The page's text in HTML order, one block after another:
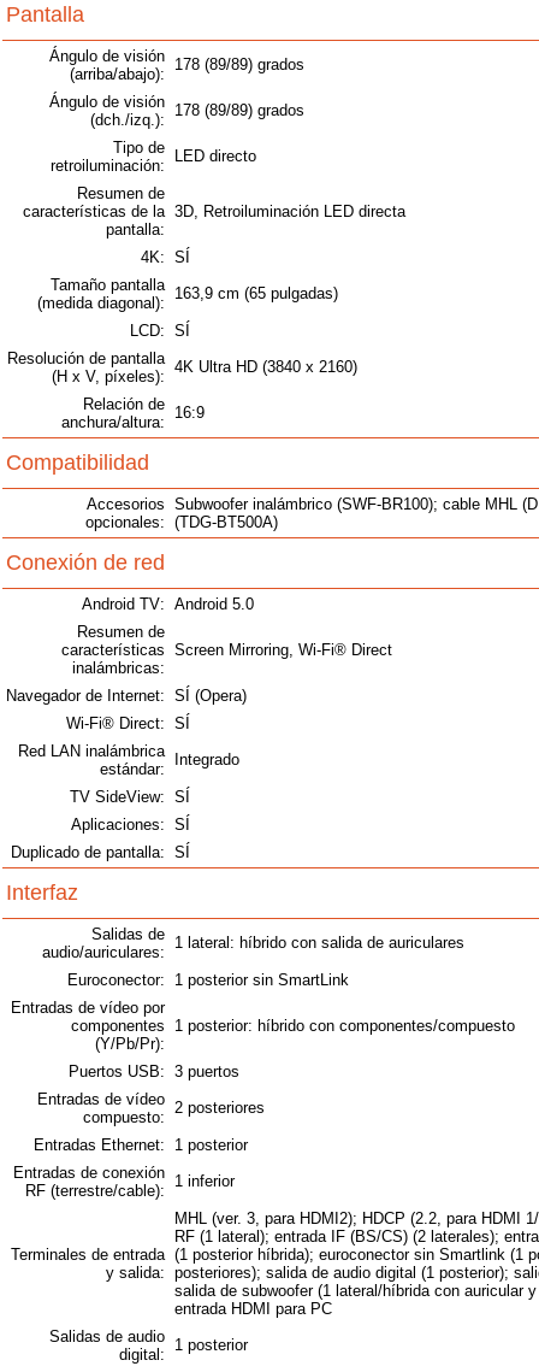
Pantalla
Ángulo de visión
(arriba/abajo):
178 (89/89) grados
Ángulo de visión
(dch./izq.):
178 (89/89) grados
Tipo de
retroiluminación:
LED directo
Resumen de
características de la
pantalla:
3D, Retroiluminación LED directa
4K: SÍ
Tamaño pantalla
(medida diagonal):
163,9 cm (65 pulgadas)
LCD: SÍ
Resolución de pantalla
(H x V, píxeles):
4K Ultra HD (3840 x 2160)
Relación de
anchura/altura:
16:9
Compatibilidad
Accesorios
opcionales:
Subwoofer inalámbrico (SWF-BR100); cable MHL
(TDG-BT500A)
Conexión de red
Android TV: Android 5.0
Resumen de
características
inalámbricas:
Screen Mirroring, Wi-Fi® Direct
Navegador de Internet: SÍ (Opera)
Wi-Fi® Direct: SÍ
Red LAN inalámbrica
estándar:
Integrado
TV SideView: SÍ
Aplicaciones: SÍ
Duplicado de pantalla: SÍ
Interfaz
Salidas de
audio/auriculares:
1 lateral: híbrido con salida de auriculares
Euroconector:
1 posterior sin SmartLink
Entradas de vídeo por
componentes
(Y/Pb/Pr):
1 posterior: híbrido con componentes/compuesto
Puertos USB: 3 puertos
Entradas de vídeo
compuesto:
2 posteriores
Entradas Ethernet:
1 posterior
Entradas de conexión
RF (terrestre/cable):
1 inferior
Terminales de entrada
y salida:
MHL (ver. 3, para HDMI2); HDCP (2.2, para HDMI
RF (1 lateral); entrada IF (BS/CS) (2 laterales);
(1 posterior híbrida); euroconector sin Smartlink (1
posteriores); salida de audio digital (1 posterior);
salida de subwoofer (1 lateral/híbrida con auricular
entrada HDMI para PC
Salidas de audio
digital:
1 posterior